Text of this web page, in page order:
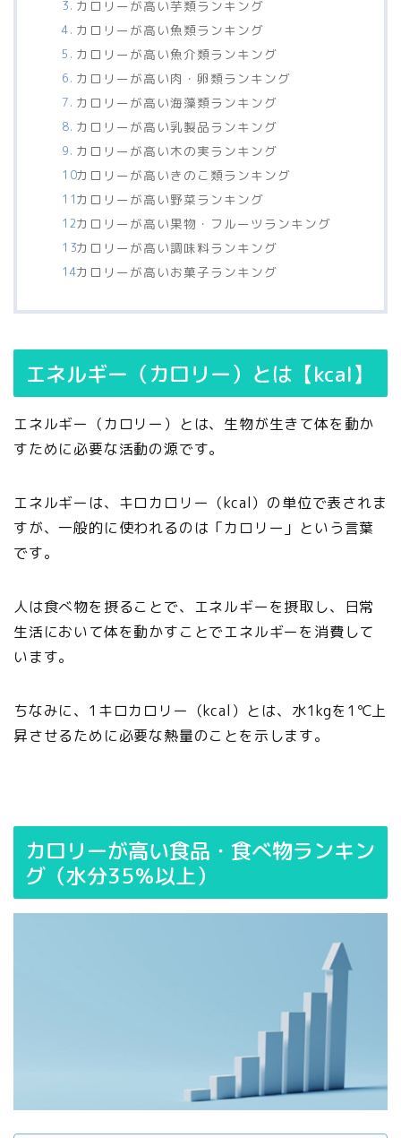
カロリーが高い芋類ランキング
カロリーが高い魚類ランキング
カロリーが高い魚介類ランキング
カロリーが高い肉・卵類ランキング
カロリーが高い海藻類ランキング
カロリーが高い乳製品ランキング
カロリーが高い木の実ランキング
カロリーが高いきのこ類ランキング
カロリーが高い野菜ランキング
カロリーが高い果物・フルーツランキング
カロリーが高い調味料ランキング
カロリーが高いお菓子ランキング
エネルギー（カロリー）とは【kcal】
エネルギー（カロリー）とは、生物が生きて体を動か
すために必要な活動の源です。
エネルギーは、キロカロリー（kcal）の単位で表されま
すが、一般的に使われるのは「カロリー」という言葉
です。
人は食べ物を摂ることで、エネルギーを摂取し、日常
生活において体を動かすことでエネルギーを消費して
います。
ちなみに、1キロカロリー（kcal）とは、水1kgを1℃上
昇させるために必要な熱量のことを示します。
カロリーが高い食品・食べ物ランキン
グ（水分35％以上）